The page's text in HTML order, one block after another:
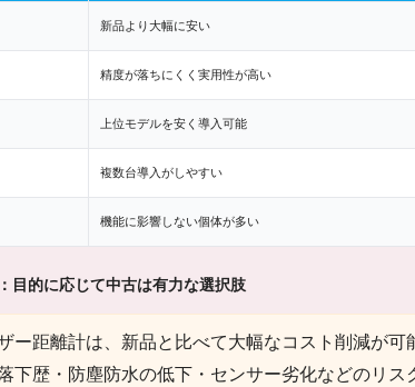
新品より大幅に安い
精度が落ちにくく実用性が高い
上位モデルを安く導入可能
複数台導入がしやすい
機能に影響しない個体が多い
的に応じて中古は有力な選択肢
ー距離計は、新品と比べて大幅なコスト削減が
下歴・防塵防水の低下・センサー劣化などのリス